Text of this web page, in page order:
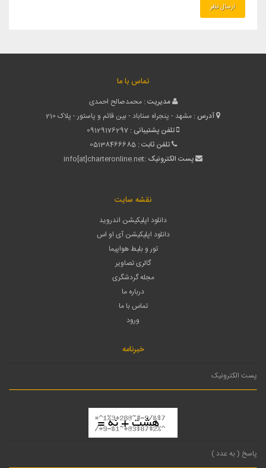
تماس با ما
مدیریت : محمدصالح احمدی
آدرس : مشهد - پنجراه سناباد - بین قائم و پاستور - پلاک 210
تلفن پشتیبانی : 09129176297
تلفن ثابت : 05138466685
پست الکترونیک :info[at]charteronline.net
نقشه سایت
دانلود اپلیکیشن اندروید
دانلود اپلیکیشن آی او اس
تور و بلیط هواپیما
گالری تصاویر
مجله گردشگری
درباره ما
تماس با ما
ورود
خبرنامه